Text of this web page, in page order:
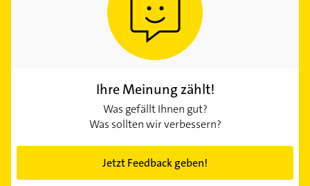
Ihre Meinung zählt!
Was gefällt Ihnen gut?
Was sollten wir verbessern?
Jetzt Feedback geben!